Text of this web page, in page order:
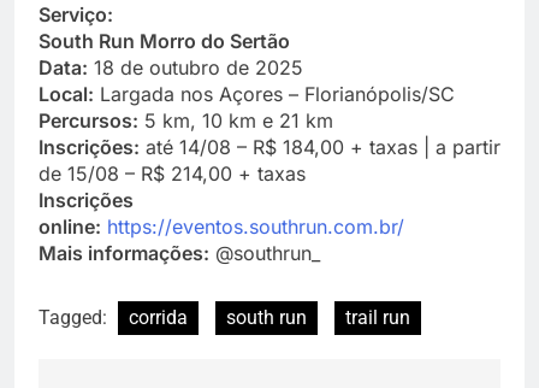
Serviço:
South Run Morro do Sertão
Data: 18 de outubro de 2025
Local: Largada nos Açores – Florianópolis/SC
Percursos: 5 km, 10 km e 21 km
Inscrições: até 14/08 – R$ 184,00 + taxas | a partir
de 15/08 – R$ 214,00 + taxas
Inscrições
online: https://eventos.southrun.com.br/
Mais informações: @southrun_
Tagged: corrida south run trail run